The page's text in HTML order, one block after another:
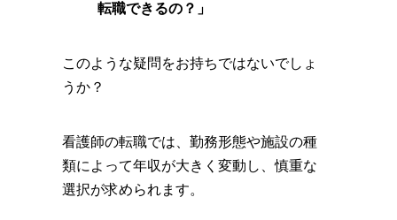
転職できるの？」
このような疑問をお持ちではないでしょ
うか？
看護師の転職では、勤務形態や施設の種
類によって年収が大きく変動し、慎重な
選択が求められます。